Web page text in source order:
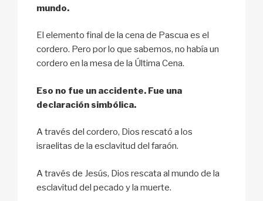
mundo.
El elemento final de la cena de Pascua es el
cordero. Pero por lo que sabemos, no había un
cordero en la mesa de la Última Cena.
Eso no fue un accidente. Fue una
declaración simbólica.
A través del cordero, Dios rescató a los
israelitas de la esclavitud del faraón.
A través de Jesús, Dios rescata al mundo de la
esclavitud del pecado y la muerte.